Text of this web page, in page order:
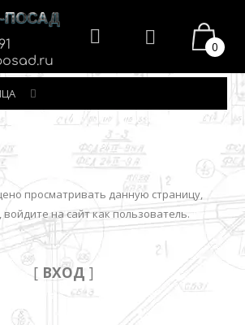
ПОСАД
0
просматривать данную страницу,
войдите на сайт как пользователь.
[ ВХОД ]